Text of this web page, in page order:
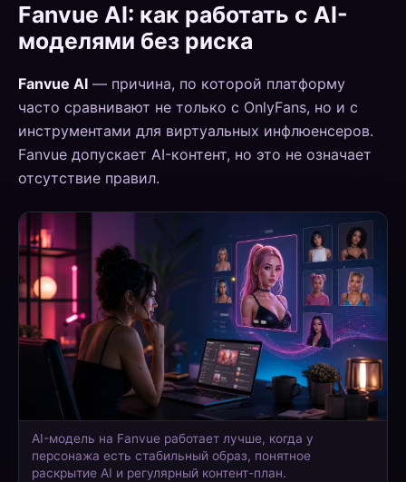
Fanvue AI: как работать с AI-
моделями без риска
Fanvue AI — причина, по которой платформу
часто сравнивают не только с OnlyFans, но и с
инструментами для виртуальных инфлюенсеров.
Fanvue допускает AI-контент, но это не означает
отсутствие правил.
AI-модель на Fanvue работает лучше, когда у
персонажа есть стабильный образ, понятное
раскрытие AI и регулярный контент-план.